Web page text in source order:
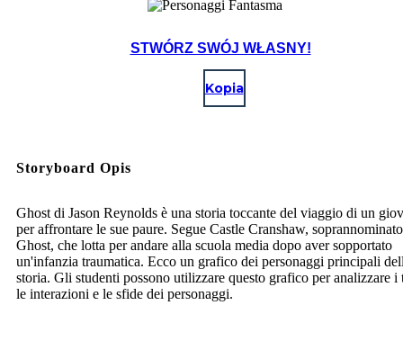
STWÓRZ SWÓJ WŁASNY!
Kopia
Storyboard Opis
Ghost di Jason Reynolds è una storia toccante del viaggio di un
per affrontare le sue paure. Segue Castle Cranshaw, soprannominato
Ghost, che lotta per andare alla scuola media dopo aver sopportato
un'infanzia traumatica. Ecco un grafico dei personaggi principali
storia. Gli studenti possono utilizzare questo grafico per analizzare i
le interazioni e le sfide dei personaggi.